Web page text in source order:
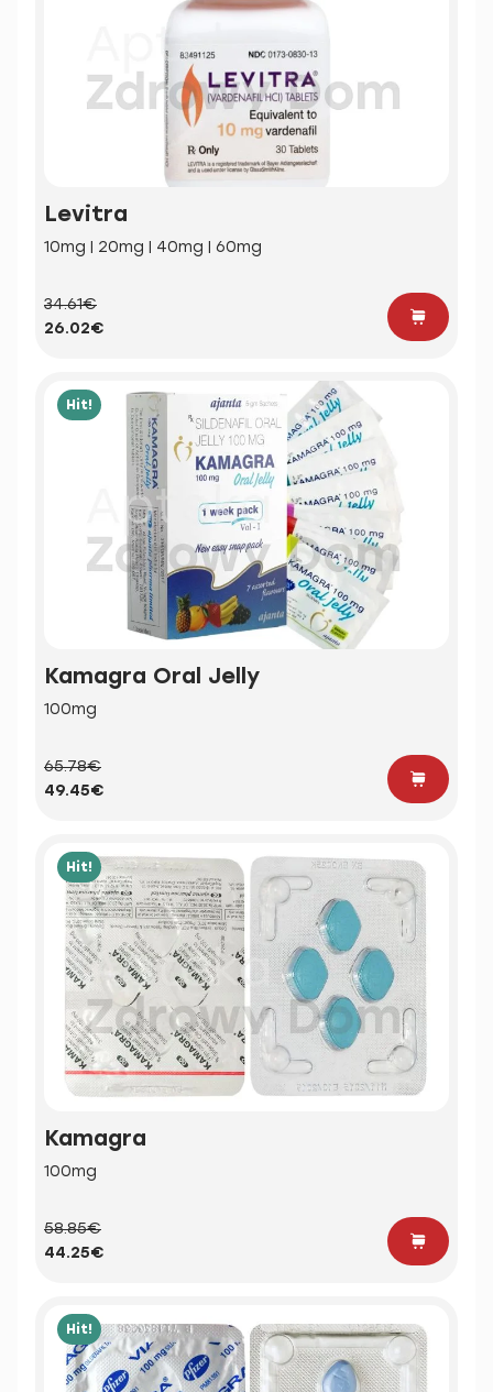
Levitra
10mg | 20mg | 40mg | 60mg
34.61€
26.02€
Hit!
Kamagra Oral Jelly
100mg
65.78€
49.45€
Hit!
Kamagra
100mg
58.85€
44.25€
Hit!